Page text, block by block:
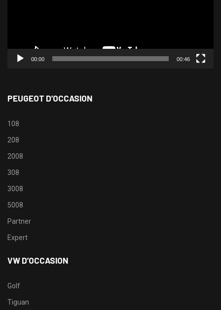
00:00 00:46
PEUGEOT D’OCCASION
108
208
2008
308
3008
5008
Partner
Expert
VW D’OCCASION
Golf
Tiguan